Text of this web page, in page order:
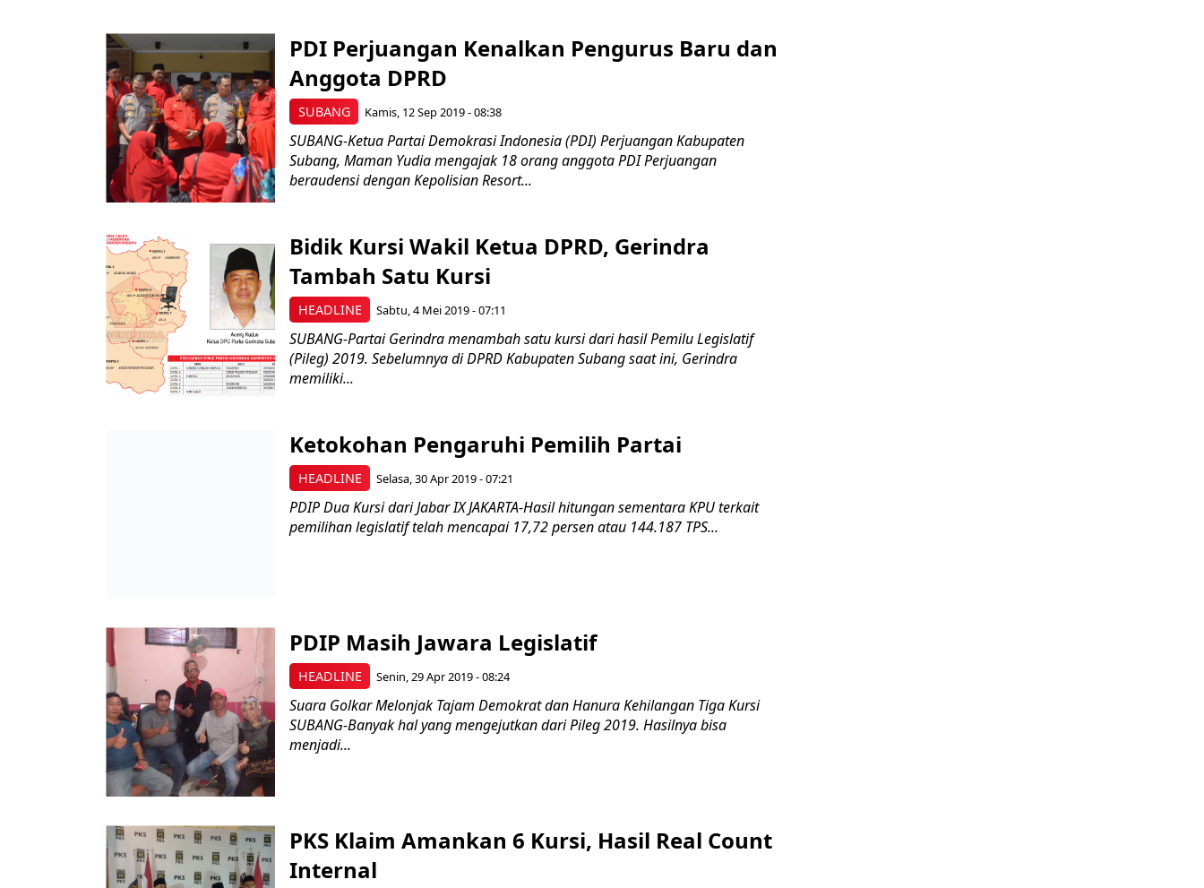
SUBANG
PDI Perjuangan Kenalkan Pengurus Baru dan
Anggota DPRD
Kamis, 12 Sep 2019 - 08:38
SUBANG-Ketua Partai Demokrasi Indonesia (PDI) Perjuangan Kabupaten
Subang, Maman Yudia mengajak 18 orang anggota PDI Perjuangan
beraudensi dengan Kepolisian Resort...
HEADLINE
Bidik Kursi Wakil Ketua DPRD, Gerindra
Tambah Satu Kursi
Sabtu, 4 Mei 2019 - 07:11
SUBANG-Partai Gerindra menambah satu kursi dari hasil Pemilu Legislatif
(Pileg) 2019. Sebelumnya di DPRD Kabupaten Subang saat ini, Gerindra
memiliki...
HEADLINE
Ketokohan Pengaruhi Pemilih Partai
Selasa, 30 Apr 2019 - 07:21
PDIP Dua Kursi dari Jabar IX JAKARTA-Hasil hitungan sementara KPU terkait
pemilihan legislatif telah mencapai 17,72 persen atau 144.187 TPS...
HEADLINE
PDIP Masih Jawara Legislatif
Senin, 29 Apr 2019 - 08:24
Suara Golkar Melonjak Tajam Demokrat dan Hanura Kehilangan Tiga Kursi
SUBANG-Banyak hal yang mengejutkan dari Pileg 2019. Hasilnya bisa
menjadi...
PKS Klaim Amankan 6 Kursi, Hasil Real Count
Internal